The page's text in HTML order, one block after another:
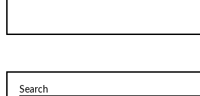
Search